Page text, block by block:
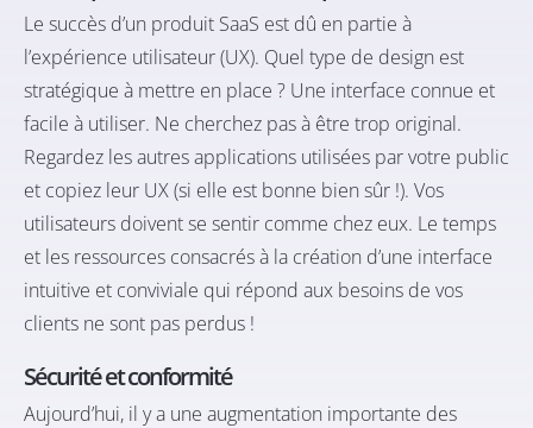
Le succès d’un produit SaaS est dû en partie à
l’expérience utilisateur (UX). Quel type de design est
stratégique à mettre en place ? Une interface connue et
facile à utiliser. Ne cherchez pas à être trop original.
Regardez les autres applications utilisées par votre public
et copiez leur UX (si elle est bonne bien sûr !). Vos
utilisateurs doivent se sentir comme chez eux. Le temps
et les ressources consacrés à la création d’une interface
intuitive et conviviale qui répond aux besoins de vos
clients ne sont pas perdus !
Sécurité et conformité
Aujourd’hui, il y a une augmentation importante des